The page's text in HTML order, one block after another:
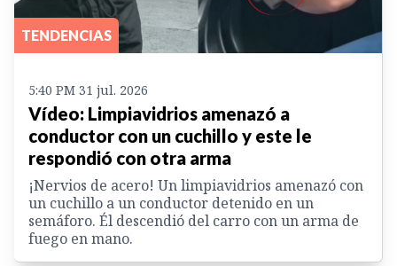
TENDENCIAS
5:40 PM 31 jul. 2026
Vídeo: Limpiavidrios amenazó a
conductor con un cuchillo y este le
respondió con otra arma
¡Nervios de acero! Un limpiavidrios amenazó con
un cuchillo a un conductor detenido en un
semáforo. Él descendió del carro con un arma de
fuego en mano.